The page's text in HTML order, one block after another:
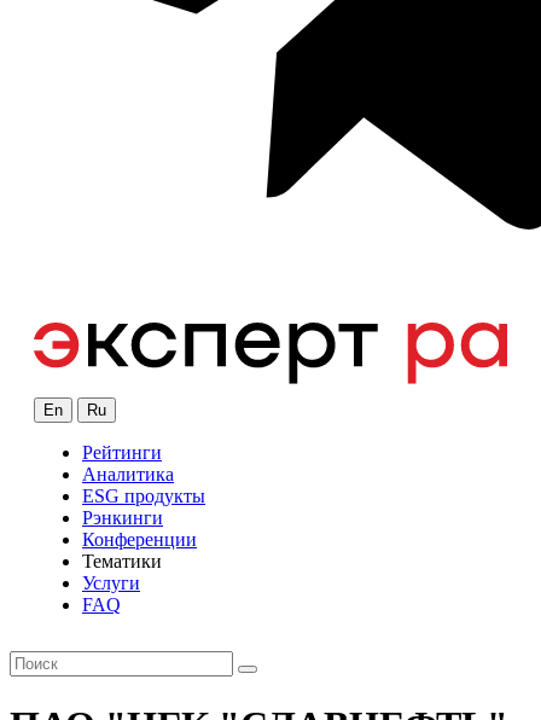
En Ru
Рейтинги
Аналитика
ESG продукты
Рэнкинги
Конференции
Тематики
Услуги
FAQ